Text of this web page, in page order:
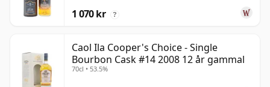
1 070 kr ?
Caol Ila Cooper's Choice - Single
Bourbon Cask #14 2008 12 år gammal
70cl • 53.5%